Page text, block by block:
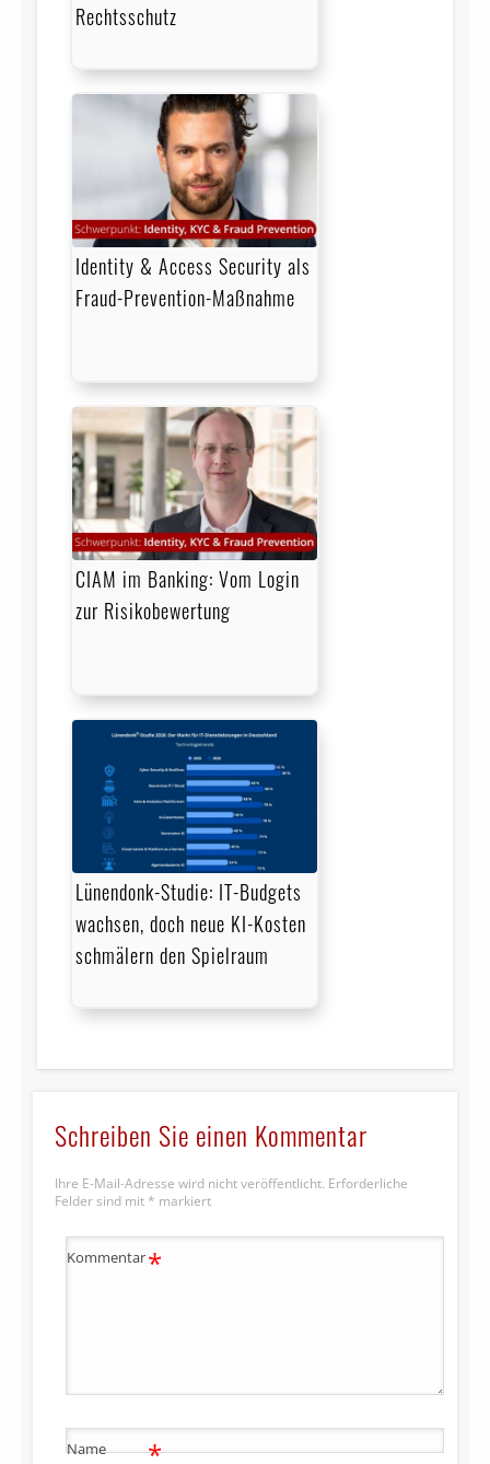
Rechtsschutz
Identity & Access Security als
Fraud-Prevention-Maßnahme
CIAM im Banking: Vom Login
zur Risikobewertung
Lünendonk-Studie: IT-Budgets
wachsen, doch neue KI-Kosten
schmälern den Spielraum
Schreiben Sie einen Kommentar
Ihre E-Mail-Adresse wird nicht veröffentlicht. Erforderliche
Felder sind mit * markiert
Kommentar*
Name *